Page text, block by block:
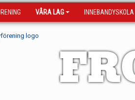
VÅRA LAG INNEBANDYSKOLA